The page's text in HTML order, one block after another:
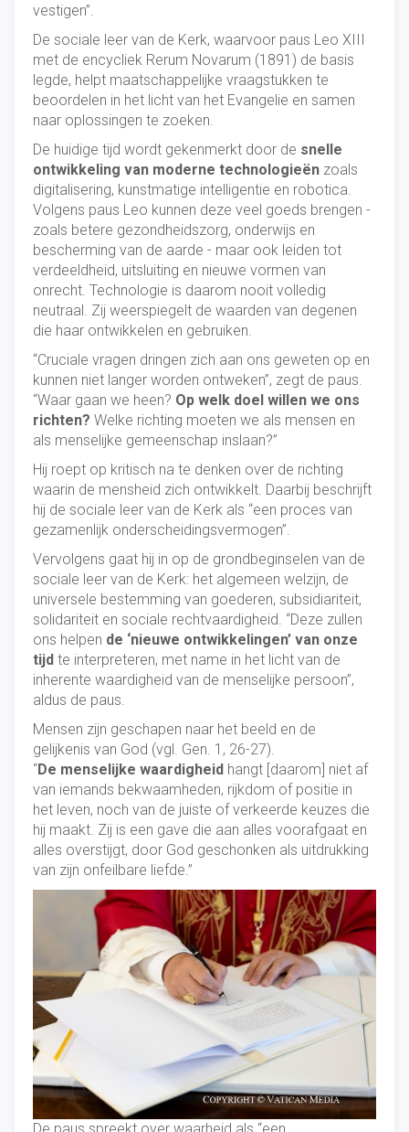
vestigen”.
De sociale leer van de Kerk, waarvoor paus Leo XIII
met de encycliek Rerum Novarum (1891) de basis
legde, helpt maatschappelijke vraagstukken te
beoordelen in het licht van het Evangelie en samen
naar oplossingen te zoeken.
De huidige tijd wordt gekenmerkt door de snelle
ontwikkeling van moderne technologieën zoals
digitalisering, kunstmatige intelligentie en robotica.
Volgens paus Leo kunnen deze veel goeds brengen -
zoals betere gezondheidszorg, onderwijs en
bescherming van de aarde - maar ook leiden tot
verdeeldheid, uitsluiting en nieuwe vormen van
onrecht. Technologie is daarom nooit volledig
neutraal. Zij weerspiegelt de waarden van degenen
die haar ontwikkelen en gebruiken.
“Cruciale vragen dringen zich aan ons geweten op en
kunnen niet langer worden ontweken”, zegt de paus.
“Waar gaan we heen? Op welk doel willen we ons
richten? Welke richting moeten we als mensen en
als menselijke gemeenschap inslaan?”
Hij roept op kritisch na te denken over de richting
waarin de mensheid zich ontwikkelt. Daarbij beschrijft
hij de sociale leer van de Kerk als “een proces van
gezamenlijk onderscheidingsvermogen”.
Vervolgens gaat hij in op de grondbeginselen van de
sociale leer van de Kerk: het algemeen welzijn, de
universele bestemming van goederen, subsidiariteit,
solidariteit en sociale rechtvaardigheid. “Deze zullen
ons helpen de ‘nieuwe ontwikkelingen’ van onze
tijd te interpreteren, met name in het licht van de
inherente waardigheid van de menselijke persoon”,
aldus de paus.
Mensen zijn geschapen naar het beeld en de
gelijkenis van God (vgl. Gen. 1, 26-27).
“De menselijke waardigheid hangt [daarom] niet af
van iemands bekwaamheden, rijkdom of positie in
het leven, noch van de juiste of verkeerde keuzes die
hij maakt. Zij is een gave die aan alles voorafgaat en
alles overstijgt, door God geschonken als uitdrukking
van zijn onfeilbare liefde.”